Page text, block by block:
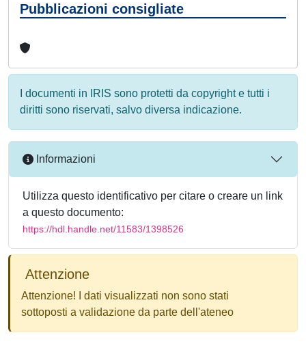
Pubblicazioni consigliate
I documenti in IRIS sono protetti da copyright e tutti i
diritti sono riservati, salvo diversa indicazione.
Informazioni
Utilizza questo identificativo per citare o creare un link
a questo documento:
https://hdl.handle.net/11583/1398526
Attenzione
Attenzione! I dati visualizzati non sono stati
sottoposti a validazione da parte dell'ateneo